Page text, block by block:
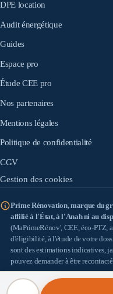
DPE location
Audit énergétique
Guides
Espace pro
Étude CEE pro
Nos partenaires
Mentions légales
Politique de confidentialité
CGV
Gestion des cookies
Prime Rénovation, marque du
affilié à l'État, à l'Anah ni au
(MaPrimeRénov', CEE, éco-PTZ,
d'éligibilité, à l'étude de votre
sont des estimations indicatives,
pouvez demander à être
IS DIAG
(SASU au capital de 100